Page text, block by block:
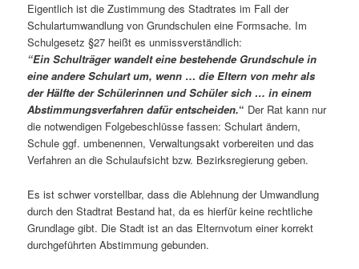
Eigentlich ist die Zustimmung des Stadtrates im Fall der
Schulartumwandlung von Grundschulen eine Formsache. Im
Schulgesetz §27 heißt es unmissverständlich:
“Ein Schulträger wandelt eine bestehende Grundschule in
eine andere Schulart um, wenn …die Eltern von mehr als
der Hälfte der Schülerinnen und Schüler sich … in einem
Abstimmungsverfahren dafür entscheiden.“ Der Rat kann nur
die notwendigen Folgebeschlüsse fassen: Schulart ändern,
Schule ggf. umbenennen, Verwaltungsakt vorbereiten und das
Verfahren an die Schulaufsicht bzw. Bezirksregierung geben.
Es ist schwer vorstellbar, dass die Ablehnung der Umwandlung
durch den Stadtrat Bestand hat, da es hierfür keine rechtliche
Grundlage gibt. Die Stadt ist an das Elternvotum einer korrekt
durchgeführten Abstimmung gebunden.